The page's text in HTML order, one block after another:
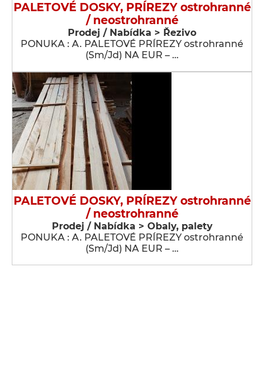
PALETOVÉ DOSKY, PRÍREZY ostrohranné
/ neostrohranné
Prodej / Nabídka > Řezivo
PONUKA : A. PALETOVÉ PRÍREZY ostrohranné
(Sm/Jd) NA EUR – …
PALETOVÉ DOSKY, PRÍREZY ostrohranné
/ neostrohranné
Prodej / Nabídka > Obaly, palety
PONUKA : A. PALETOVÉ PRÍREZY ostrohranné
(Sm/Jd) NA EUR – …